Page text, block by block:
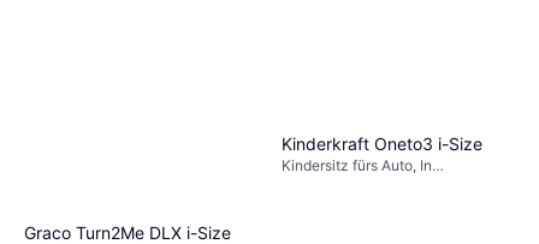
Graco Turn2Me DLX i-Size
Kinderkraft Oneto3 i-Size
Kindersitz fürs Auto, In